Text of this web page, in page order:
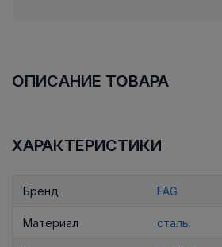
ОПИСАНИЕ ТОВАРА
ХАРАКТЕРИСТИКИ
Бренд FAG
Материал сталь.